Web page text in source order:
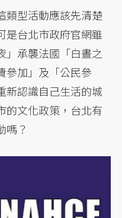
類型活動應該先清楚
是台北市政府官網雖
」承襲法國「白晝之
參加」及「公民參
新認識自己生活的城
的文化政策，台北有
嗎？